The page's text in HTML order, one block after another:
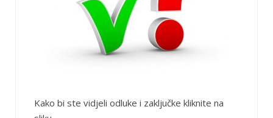
Kako bi ste vidjeli odluke i zaključke kliknite na